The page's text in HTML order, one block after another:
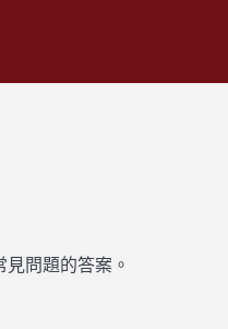
問題的答案。